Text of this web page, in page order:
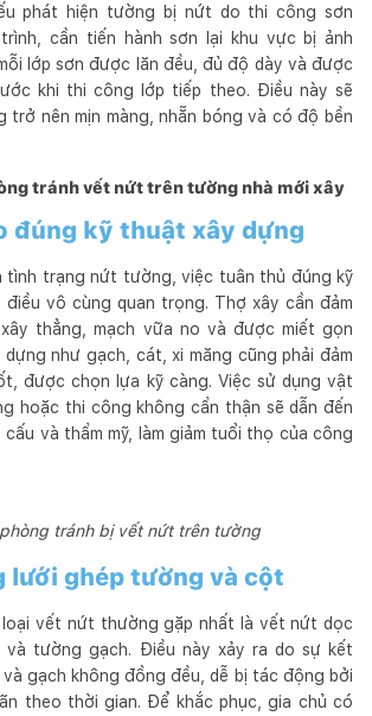
phát hiện tường bị nứt do thi công sơn
cần tiến hành sơn lại khu vực bị ảnh
lớp sơn được lăn đều, đủ độ dày và được
khi thi công lớp tiếp theo. Điều này sẽ
trở nên mịn màng, nhẵn bóng và có độ bền
tránh vết nứt trên tường nhà mới xây
đúng kỹ thuật xây dựng
tình trạng nứt tường, việc tuân thủ đúng kỹ
vô cùng quan trọng. Thợ xây cần đảm
thẳng, mạch vữa no và được miết gọn
dựng như gạch, cát, xi măng cũng phải đảm
được chọn lựa kỹ càng. Việc sử dụng vật
hoặc thi công không cẩn thận sẽ dẫn đến
và thẩm mỹ, làm giảm tuổi thọ của công
tránh bị vết nứt trên tường
lưới ghép tường và cột
vết nứt thường gặp nhất là vết nứt dọc
tường gạch. Điều này xảy ra do sự kết
gạch không đồng đều, dễ bị tác động bởi
theo thời gian. Để khắc phục, gia chủ có